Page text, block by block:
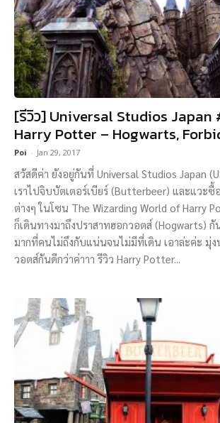
[รีวิว] Universal Studios Japan
Harry Potter – Hogwarts,
Poi - Jan 29, 2017
สวัสดีค่า ยังอยู่กันที่ Universal Studios Japan
เราไปจิบบัตเตอร์เบียร์ (Butterbeer) และแวะซื้
ต่างๆ ในโซน The Wizarding World of Harry
ก็เดินทางมาถึงปราสาทฮอกวอตส์ (Hogwarts) กั
มากที่คนไม่ถึงกับแน่นจนไม่มีที่เดิน เอาล่ะค่ะ มุ่ง
วอตส์กันดีกว่าค่าาา รีวิว Harry Potter...